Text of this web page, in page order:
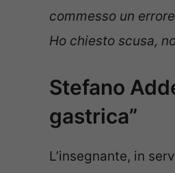
commesso un
Ho chiesto scusa,
Stefano
gastrica”
L’insegnante, in